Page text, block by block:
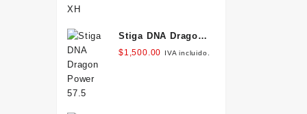
Stiga DNA Dragon
Power 57.5
$1,500.00 IVA incluido.